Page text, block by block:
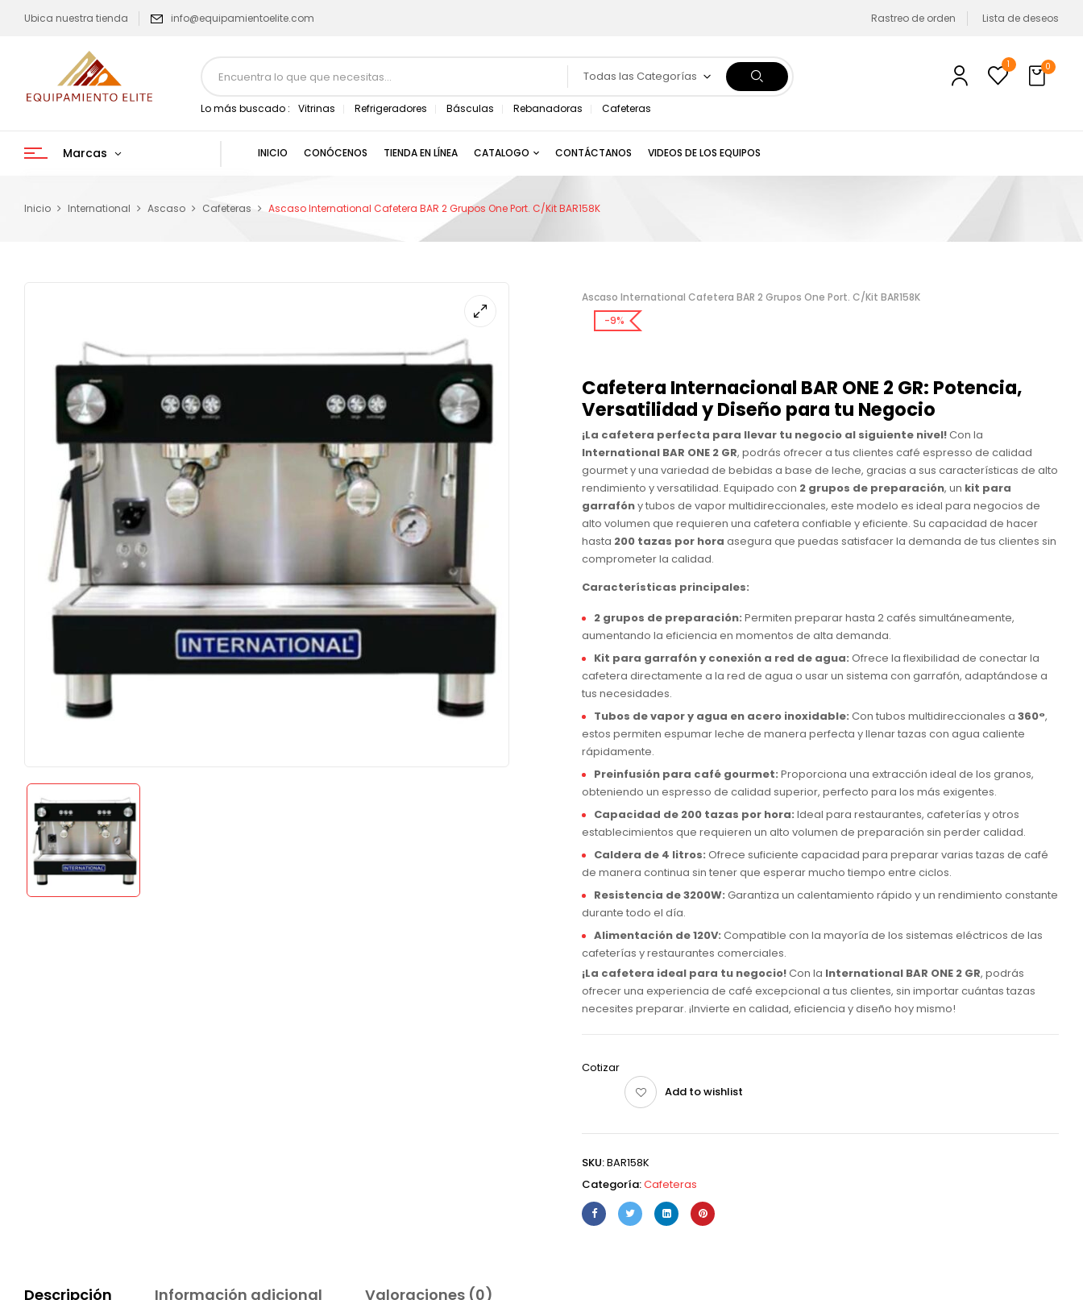
Ubica nuestra tienda info@equipamientoelite.com Rastreo de orden Lista de deseos
Todas las Categorías
Lo más buscado : Vitrinas Refrigeradores Básculas Rebanadoras Cafeteras
1 0
Marcas INICIO CONÓCENOS TIENDA EN LÍNEA CATALOGO CONTÁCTANOS VIDEOS DE LOS EQUIPOS
Inicio International Ascaso Cafeteras Ascaso International Cafetera BAR 2 Grupos One Port. C/Kit BAR158K
Ascaso International Cafetera BAR 2 Grupos One Port. C/Kit BAR158K
-9%
Cafetera Internacional BAR ONE 2 GR: Potencia,
Versatilidad y Diseño para tu Negocio
¡La cafetera perfecta para llevar tu negocio al siguiente nivel!Con la
International BAR ONE 2 GR, podrás ofrecer a tus clientes café espresso de calidad
gourmet y una variedad de bebidas a base de leche, gracias a sus características de alto
rendimiento y versatilidad. Equipado con 2 grupos de preparación, un kit para
garrafóny tubos de vapor multidireccionales, este modelo es ideal para negocios de
alto volumen que requieren una cafetera confiable y eficiente. Su capacidad de hacer
hasta 200 tazas por hora asegura que puedas satisfacer la demanda de tus clientes sin
comprometer la calidad.
Características principales:
2 grupos de preparación: Permiten preparar hasta 2 cafés simultáneamente,
aumentando la eficiencia en momentos de alta demanda.
Kit para garrafón y conexión a red de agua: Ofrece la flexibilidad de conectar la
cafetera directamente a la red de agua o usar un sistema con garrafón, adaptándose a
tus necesidades.
Tubos de vapor y agua en acero inoxidable: Con tubos multidireccionales a 360°,
estos permiten espumar leche de manera perfecta y llenar tazas con agua caliente
rápidamente.
Preinfusión para café gourmet: Proporciona una extracción ideal de los granos,
obteniendo un espresso de calidad superior, perfecto para los más exigentes.
Capacidad de 200 tazas por hora: Ideal para restaurantes, cafeterías y otros
establecimientos que requieren un alto volumen de preparación sin perder calidad.
Caldera de 4 litros: Ofrece suficiente capacidad para preparar varias tazas de café
de manera continua sin tener que esperar mucho tiempo entre ciclos.
Resistencia de 3200W: Garantiza un calentamiento rápido y un rendimiento constante
durante todo el día.
Alimentación de 120V: Compatible con la mayoría de los sistemas eléctricos de las
cafeterías y restaurantes comerciales.
¡La cafetera ideal para tu negocio!Con la International BAR ONE 2 GR, podrás
ofrecer una experiencia de café excepcional a tus clientes, sin importar cuántas tazas
necesites preparar. ¡Invierte en calidad, eficiencia y diseño hoy mismo!
Cotizar
Add to wishlist
SKU:BAR158K
Categoría:Cafeteras
Descripción Información adicional Valoraciones (0)